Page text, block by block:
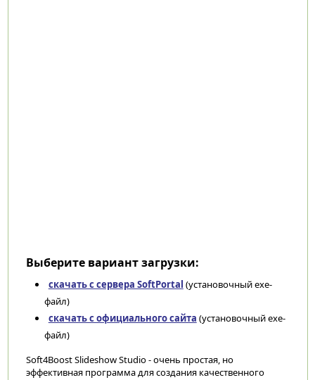
Выберите вариант загрузки:
скачать с сервера SoftPortal (установочный exe-
файл)
скачать с официального сайта (установочный exe-
файл)
Soft4Boost Slideshow Studio - очень простая, но
эффективная программа для создания качественного